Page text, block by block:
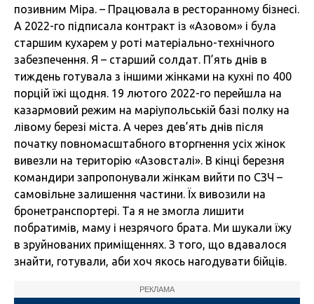
позивним Міра. – Працювала в ресторанному бізнесі.
А 2022-го підписала контракт із «Азовом» і була
старшим кухарем у роті матеріально-технічного
забезпечення. Я – старший солдат. П’ять днів в
тиждень готувала з іншими жінками на кухні по 400
порцій їжі щодня. 19 лютого 2022-го перейшла на
казармовий режим на маріупольській базі полку на
лівому березі міста. А через дев’ять днів після
початку повномасштабного вторгнення усіх жінок
вивезли на територію «Азовсталі». В кінці березня
командири запропонували жінкам вийти по СЗЧ –
самовільне залишення частини. Їх вивозили на
бронетранспортері. Та я не змогла лишити
побратимів, маму і незрячого брата. Ми шукали їжу
в зруйнованих приміщеннях. З того, що вдавалося
знайти, готували, аби хоч якось нагодувати бійців.
РЕКЛАМА